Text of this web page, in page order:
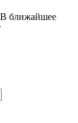
ближайшее